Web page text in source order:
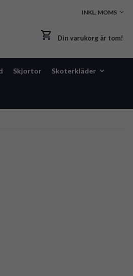
Din varukorg är tom!
Skjortor Skoterkläder